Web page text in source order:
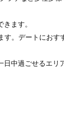
ます。
す。デートにおす
中過ごせるエリ